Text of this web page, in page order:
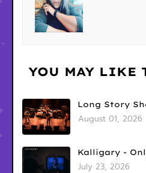
YOU MAY LIKE
Long Story
August 01, 2026
Kalligary -
July 23, 2026